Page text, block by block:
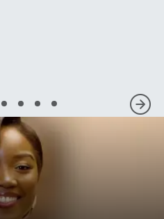
2 3 4 5